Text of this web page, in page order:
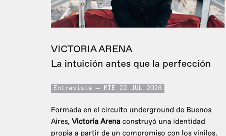
VICTORIA ARENA
La intuición antes que la perfección
Entrevista MIE 22 JUL 2026
Formada en el circuito underground de Buenos
Aires, Victoria Arena construyó una identidad
propia a partir de un compromiso con los vinilos.